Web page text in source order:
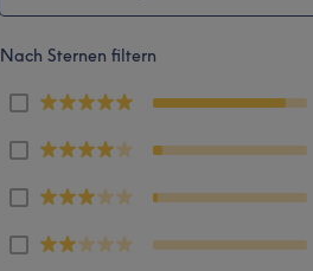
Nach Sternen filtern